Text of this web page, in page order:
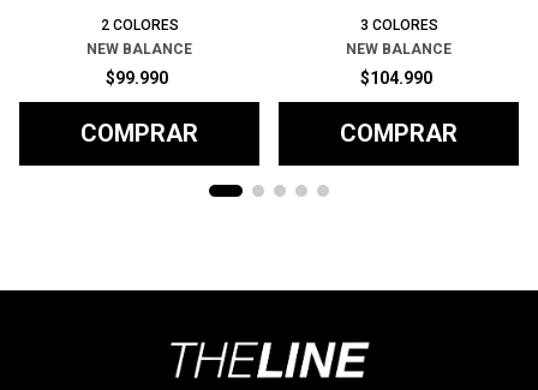
2 COLORES
NEW BALANCE
$99.990
COMPRAR
3 COLORES
NEW BALANCE
$104.990
COMPRAR